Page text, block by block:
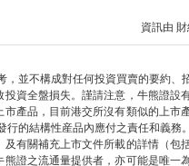
資訊由
並不構成對任何投資買賣的要約、
資全盤損失。謹請注意，牛熊證設
產品，目前港交所沒有類似的上市
的結構性産品內應付之責任和義務
有關補充上市文件所載的詳情（包
證之流通量提供者，亦可能是唯一